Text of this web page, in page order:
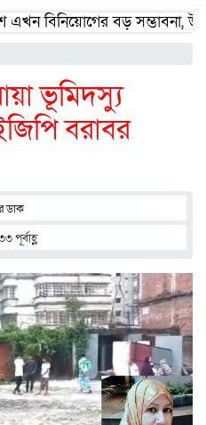
বিনিয়োগের বড় সম্ভাবনা,
ভূমিদস্যু
বরাবর
ডাক
পূর্বাহ্ণ